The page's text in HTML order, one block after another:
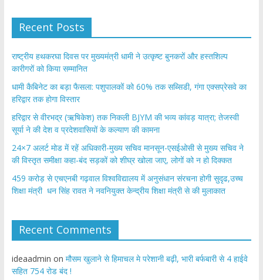
Recent Posts
राष्ट्रीय हथकरघा दिवस पर मुख्यमंत्री धामी ने उत्कृष्ट बुनकरों और हस्तशिल्प
कारीगरों को किया सम्मानित
​धामी कैबिनेट का बड़ा फैसला: पशुपालकों को 60% तक सब्सिडी, गंगा एक्सप्रेसवे का
हरिद्वार तक होगा विस्तार
​हरिद्वार से वीरभद्र (ऋषिकेश) तक निकली BJYM की भव्य कांवड़ यात्रा; तेजस्वी
सूर्या ने की देश व प्रदेशवासियों के कल्याण की कामना
24×7 अलर्ट मोड में रहें अधिकारी-मुख्य सचिव मानसून-एसईओसी से मुख्य सचिव ने
की विस्तृत समीक्षा कहा-बंद सड़कों को शीघ्र खोला जाए, लोगों को न हो दिक्कत
459 करोड़ से एचएनबी गढ़वाल विश्वविद्यालय में अनुसंधान संरचना होगी सुदृढ,उच्च
शिक्षा मंत्री धन सिंह रावत ने नवनियुक्त केन्द्रीय शिक्षा मंत्री से की मुलाकात
Recent Comments
ideaadmin on मौसम खुलाने से हिमाचल मे परेशानी बढ़ी, भारी बर्फबारी से 4 हाईवे
सहित 754 रोड बंद !